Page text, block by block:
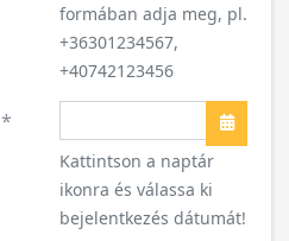
formában adja meg, pl.
+36301234567,
+40742123456
*
Naptár
Kattintson a naptár
ikonra és válassa ki
bejelentkezés dátumát!